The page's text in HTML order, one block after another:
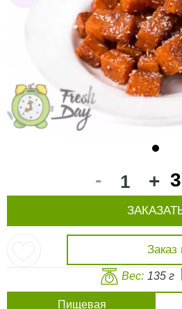
- +
Заказ
Вес: 135 г
Пищевая